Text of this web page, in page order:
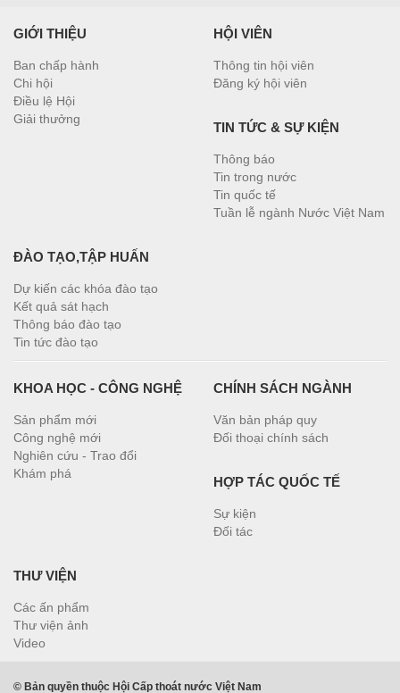
GIỚI THIỆU
Ban chấp hành
Chi hội
Điều lệ Hội
Giải thưởng
HỘI VIÊN
Thông tin hội viên
Đăng ký hội viên
TIN TỨC & SỰ KIỆN
Thông báo
Tin trong nước
Tin quốc tế
Tuần lễ ngành Nước Việt Nam
ĐÀO TẠO,TẬP HUẤN
Dự kiến các khóa đào tạo
Kết quả sát hạch
Thông báo đào tạo
Tin tức đào tạo
KHOA HỌC - CÔNG NGHỆ
Sản phẩm mới
Công nghệ mới
Nghiên cứu - Trao đổi
Khám phá
CHÍNH SÁCH NGÀNH
Văn bản pháp quy
Đối thoại chính sách
HỢP TÁC QUỐC TẾ
Sự kiện
Đối tác
THƯ VIỆN
Các ấn phẩm
Thư viện ảnh
Video
© Bản quyền thuộc Hội Cấp thoát nước Việt Nam